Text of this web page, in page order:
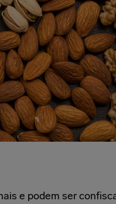
e podem ser